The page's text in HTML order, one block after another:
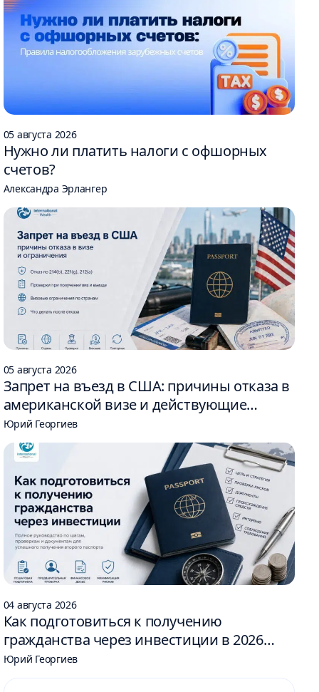
05 августа 2026
Нужно ли платить налоги с офшорных
счетов?
Александра Эрлангер
05 августа 2026
Запрет на въезд в США: причины отказа в
американской визе и действующие
ограничения
Юрий Георгиев
04 августа 2026
Как подготовиться к получению
гражданства через инвестиции в 2026
году: 6 шагов
Юрий Георгиев